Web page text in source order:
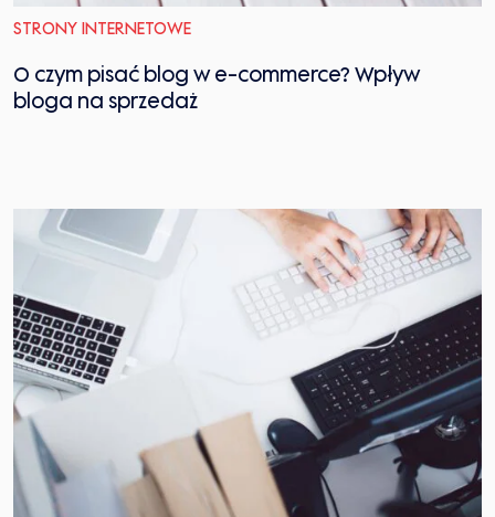
STRONY INTERNETOWE
O czym pisać blog w e-commerce? Wpływ
bloga na sprzedaż